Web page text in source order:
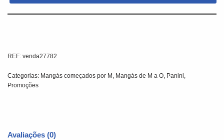
REF: venda27782
Categorias: Mangás começados por M Mangás de M a O Panini
Promoções
Avaliações (0)